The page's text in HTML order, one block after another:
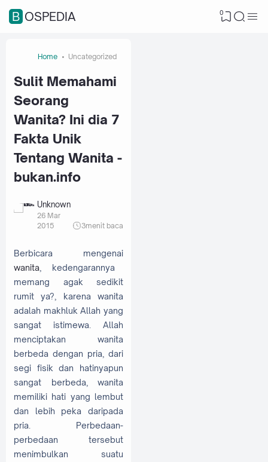
BOSPEDIA 0
Home Uncategorized
Sulit Memahami
Seorang
Wanita? Ini dia 7
Fakta Unik
Tentang Wanita -
bukan.info
Unknown
26 Mar
2015
3menit baca
Berbicara mengenai
wanita , kedengarannya
memang agak sedikit
rumit ya?, karena wanita
adalah makhluk Allah yang
sangat istimewa. Allah
menciptakan wanita
berbeda dengan pria, dari
segi fisik dan hatinyapun
sangat berbeda, wanita
memiliki hati yang lembut
dan lebih peka daripada
pria. Perbedaan-
perbedaan tersebut
menimbulkan suatu